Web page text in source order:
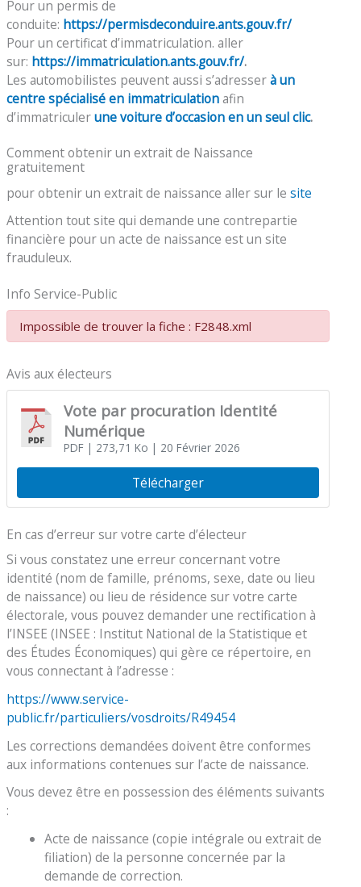
Pour un permis de
conduite: https://permisdeconduire.ants.gouv.fr/
Pour un certificat d’immatriculation. aller
sur: https://immatriculation.ants.gouv.fr/.
Les automobilistes peuvent aussi s’adresserà un
centre spécialisé en immatriculationafin
d’immatriculerune voiture d’occasion en un seul clic.
Comment obtenir un extrait de Naissance
gratuitement
pour obtenir un extrait de naissance aller sur le site
Attention tout site qui demande une contrepartie
financière pour un acte de naissance est un site
frauduleux.
Info Service-Public
Impossible de trouver la fiche : F2848.xml
Avis aux électeurs
Vote par procuration Identité
Numérique
PDF| 273,71 Ko | 20 Février 2026
Télécharger
En cas d’erreur sur votre carte d’électeur
Si vous constatez une erreur concernant votre
identité (nom de famille, prénoms, sexe, date ou lieu
de naissance) ou lieu de résidence sur votre carte
électorale, vous pouvez demander une rectification à
l’INSEE (INSEE : Institut National de la Statistique et
des Études Économiques) qui gère ce répertoire, en
vous connectant à l’adresse :
https://www.service-
public.fr/particuliers/vosdroits/R49454
Les corrections demandées doivent être conformes
aux informations contenues sur l’acte de naissance.
Vous devez être en possession des éléments suivants
:
Acte de naissance (copie intégrale ou extrait de
filiation) de la personne concernée par la
demande de correction.